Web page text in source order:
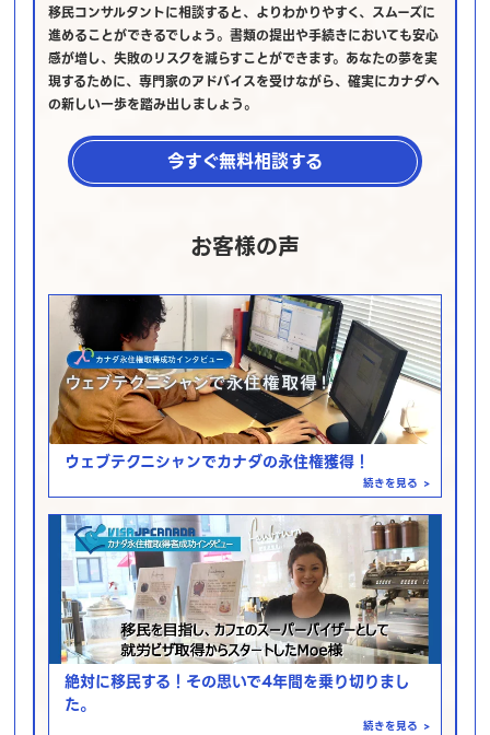
移民コンサルタントに相談すると、よりわかりやすく、スムーズに
進めることができるでしょう。書類の提出や手続きにおいても安心
感が増し、失敗のリスクを減らすことができます。あなたの夢を実
現するために、専門家のアドバイスを受けながら、確実にカナダへ
の新しい一歩を踏み出しましょう。
今すぐ無料相談する
お客様の声
ウェブテクニシャンでカナダの永住権獲得！
続きを見る >
絶対に移民する！その思いで4年間を乗り切りまし
た。
続きを見る >